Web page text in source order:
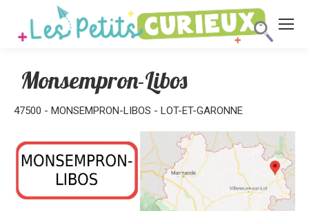
Monsempron-Libos
47500 - MONSEMPRON-LIBOS - LOT-ET-GARONNE